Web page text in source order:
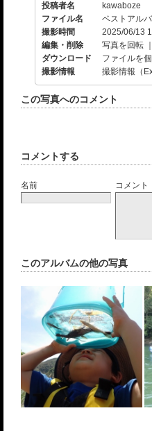
投稿者名
kawaboze
ファイル名
ベストアル
撮影時間
2025/06/13
編集・削除
写真を回転
ダウンロード
ファイルを
撮影情報
撮影情報（
この写真へのコメント
コメントする
名前 コメント
このアルバムの他の写真